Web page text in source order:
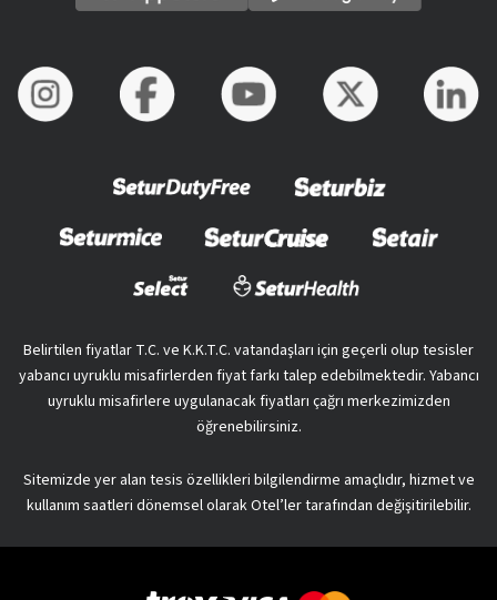
Belirtilen fiyatlar T.C. ve K.K.T.C. vatandaşları için geçerli olup tesisler
yabancı uyruklu misafirlerden fiyat farkı talep edebilmektedir. Yabancı
uyruklu misafirlere uygulanacak fiyatları çağrı merkezimizden
öğrenebilirsiniz.
Sitemizde yer alan tesis özellikleri bilgilendirme amaçlıdır, hizmet ve
kullanım saatleri dönemsel olarak Otel’ler tarafından değişitirilebilir.